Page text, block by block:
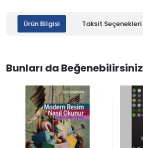
Ürün Bilgisi Taksit Seçenekleri
Bunları da Beğenebilirsiniz